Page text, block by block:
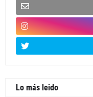
Lo más leido